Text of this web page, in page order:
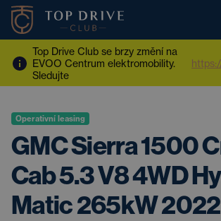
Top Drive Club se brzy změní na
EVOO Centrum elektromobility.
Sledujte
Operativní leasing
GMC Sierra 1500
Cab 5.3 V8 4WD
Matic 265kW 2022